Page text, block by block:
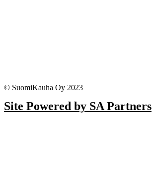
© SuomiKauha Oy 2023
Site Powered by SA Partners